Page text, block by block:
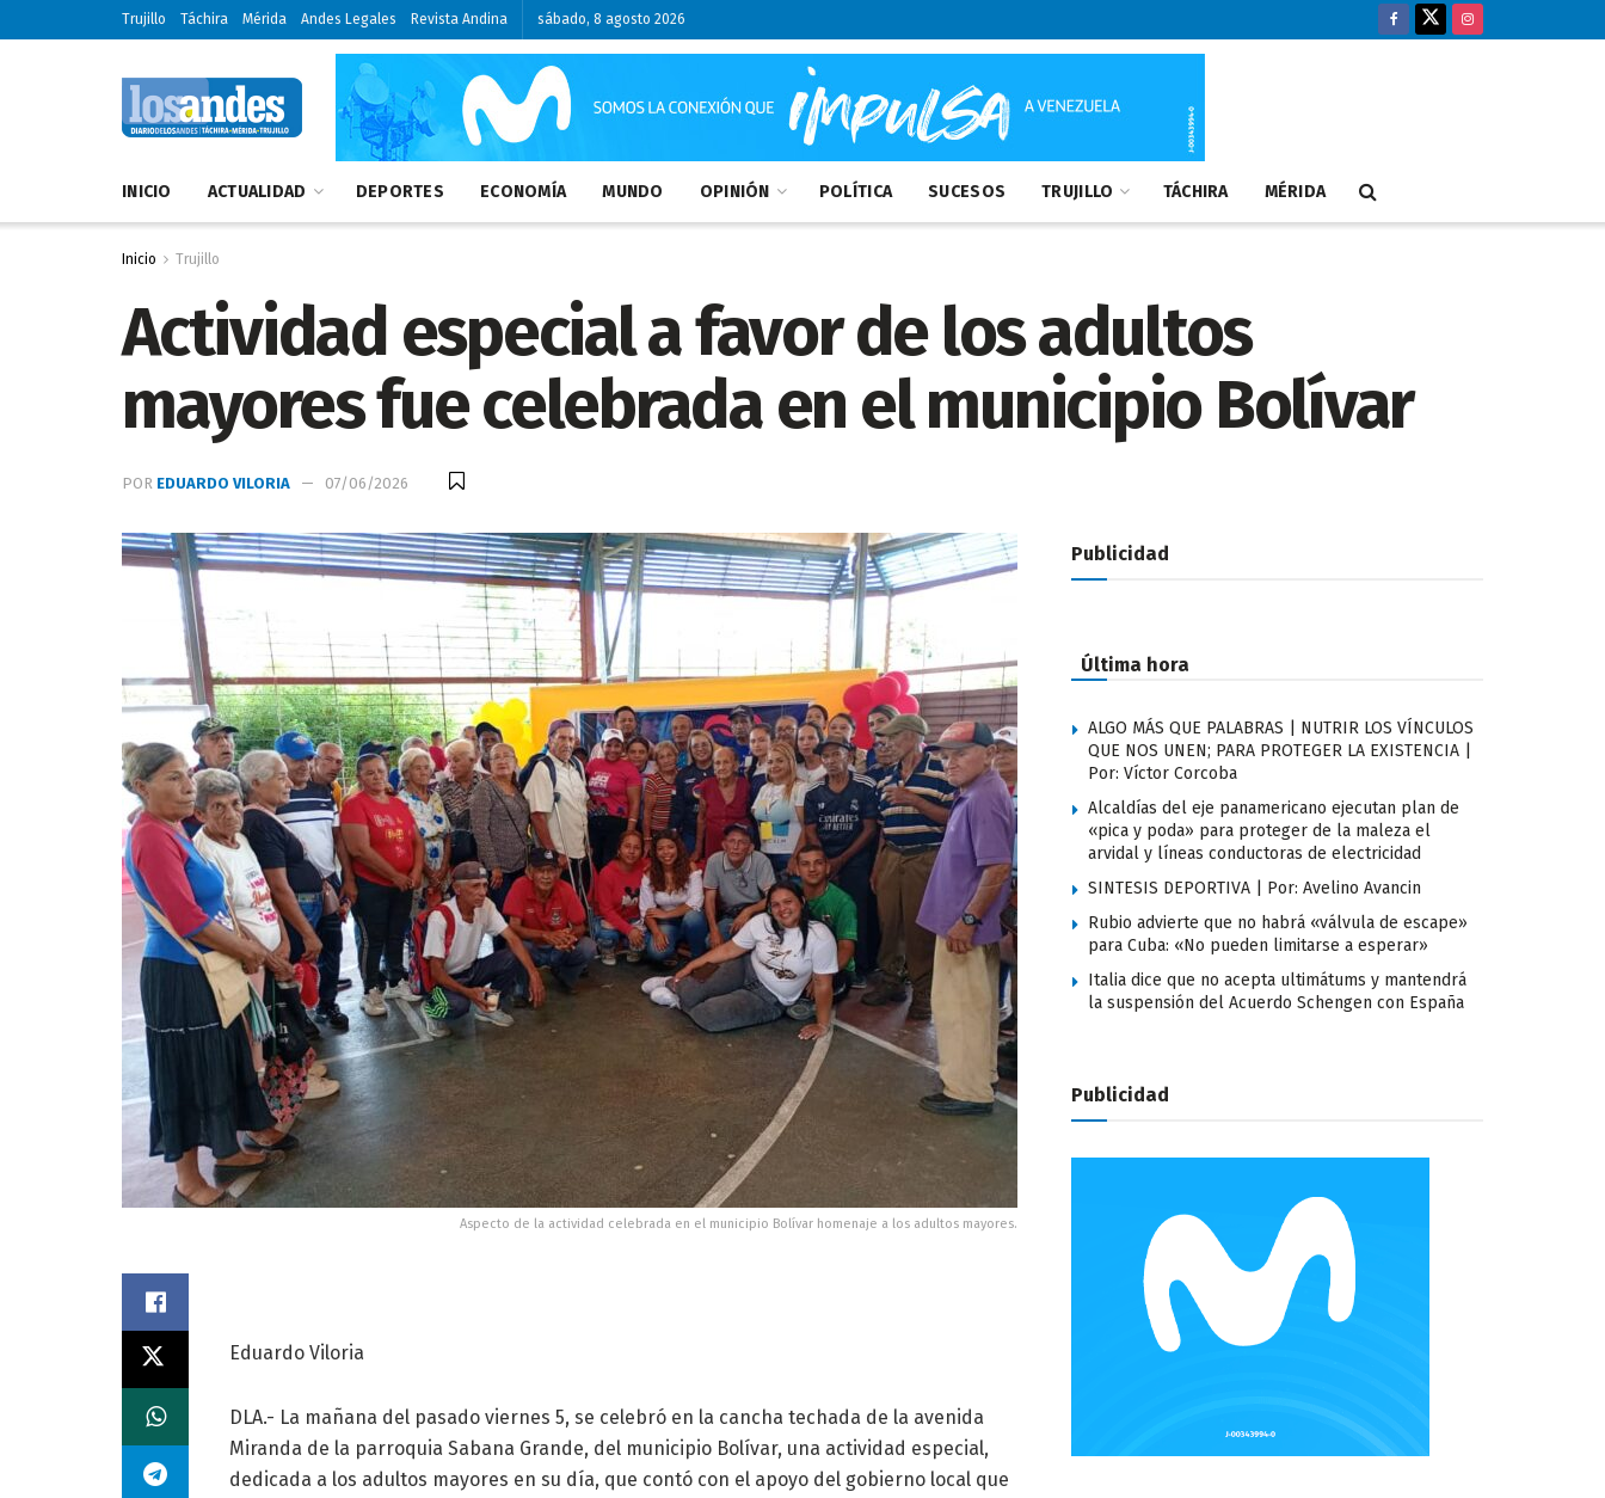
Trujillo Táchira Mérida Andes Legales Revista Andina sábado, 8 agosto 2026
INICIO ACTUALIDAD DEPORTES ECONOMÍA MUNDO OPINIÓN POLÍTICA SUCESOS TRUJILLO TÁCHIRA MÉRIDA
Inicio Trujillo
Actividad especial a favor de los adultos
mayores fue celebrada en el municipio Bolívar
POR EDUARDO VILORIA 07/06/2026
Aspecto de la actividad celebrada en el municipio Bolívar homenaje a los adultos mayores.
Eduardo Viloria
DLA.- La mañana del pasado viernes 5, se celebró en la cancha techada de la avenida
Miranda de la parroquia Sabana Grande, del municipio Bolívar, una actividad especial,
dedicada a los adultos mayores en su día, que contó con el apoyo del gobierno local que
Publicidad
Última hora
ALGO MÁS QUE PALABRAS | NUTRIR LOS VÍNCULOS
QUE NOS UNEN; PARA PROTEGER LA EXISTENCIA |
Por: Víctor Corcoba
Alcaldías del eje panamericano ejecutan plan de
«pica y poda» para proteger de la maleza el
arvidal y líneas conductoras de electricidad
SINTESIS DEPORTIVA | Por: Avelino Avancin
Rubio advierte que no habrá «válvula de escape»
para Cuba: «No pueden limitarse a esperar»
Italia dice que no acepta ultimátums y mantendrá
la suspensión del Acuerdo Schengen con España
Publicidad